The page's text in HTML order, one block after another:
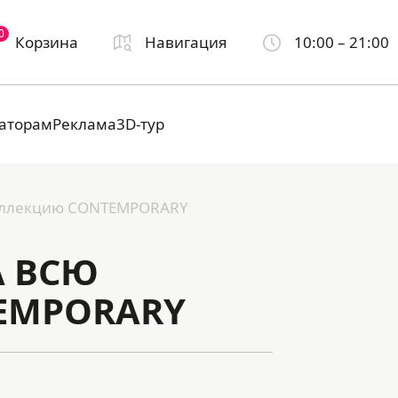
Корзина Навигация 10:00 – 21:00
Реклама3D-тур
CONTEMPORARY
ВСЮ